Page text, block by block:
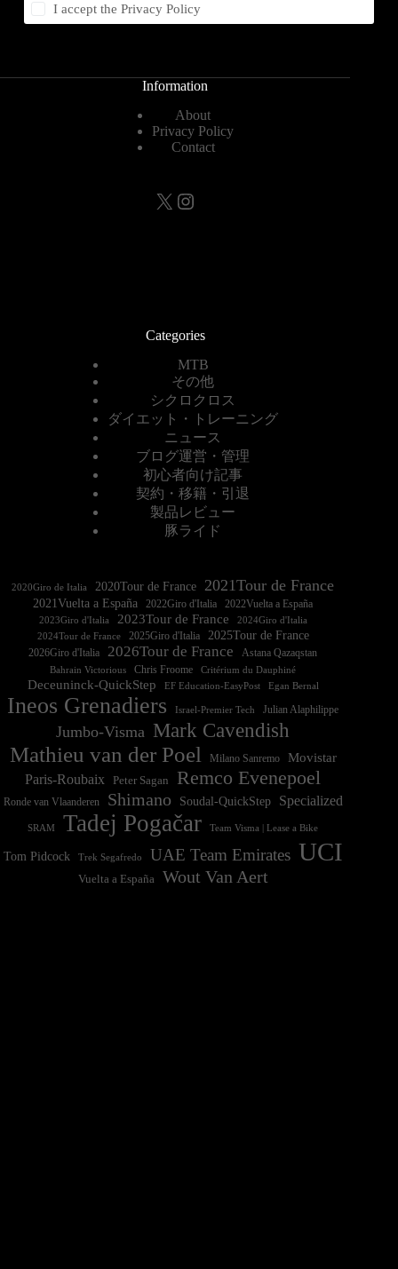
I accept thePrivacy Policy
Information
About
Privacy Policy
Contact
X Instagram
Categories
MTB
その他
シクロクロス
ダイエット・トレーニング
ニュース
ブログ運営・管理
初心者向け記事
契約・移籍・引退
製品レビュー
豚ライド
2020Giro de Italia 2020Tour de France 2021Tour de France
2021Vuelta a España 2022Vuelta a España
2023Giro d'Italia 2023Tour de France
2024Tour de France
2025Giro d'Italia 2025Tour de France
2026Giro d'Italia 2026Tour de France Astana Qazaqstan
Bahrain Victorious Chris Froome Critérium du Dauphiné
Deceuninck-QuickStep EF Education-EasyPost Egan Bernal
Ineos Grenadiers Israel-Premier Tech Julian Alaphilippe
Jumbo-Visma Mark Cavendish
Mathieu van der Poel Milano Sanremo
Movistar
Paris-Roubaix
Peter Sagan Remco Evenepoel
Ronde van Vlaanderen Shimano Soudal-QuickStep Specialized
SRAM Tadej Pogačar Team Visma | Lease a Bike
Tom Pidcock Trek Segafredo UAE Team Emirates UCI
Vuelta a España Wout Van Aert